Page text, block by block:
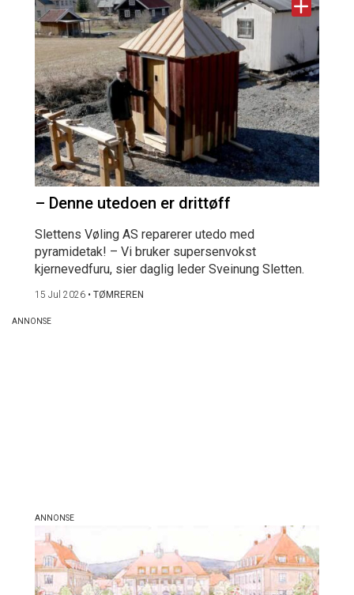
– Denne utedoen er drittøff
Slettens Vøling AS reparerer utedo med
pyramidetak! – Vi bruker supersenvokst
kjernevedfuru, sier daglig leder Sveinung Sletten.
15 Jul 2026 • TØMREREN